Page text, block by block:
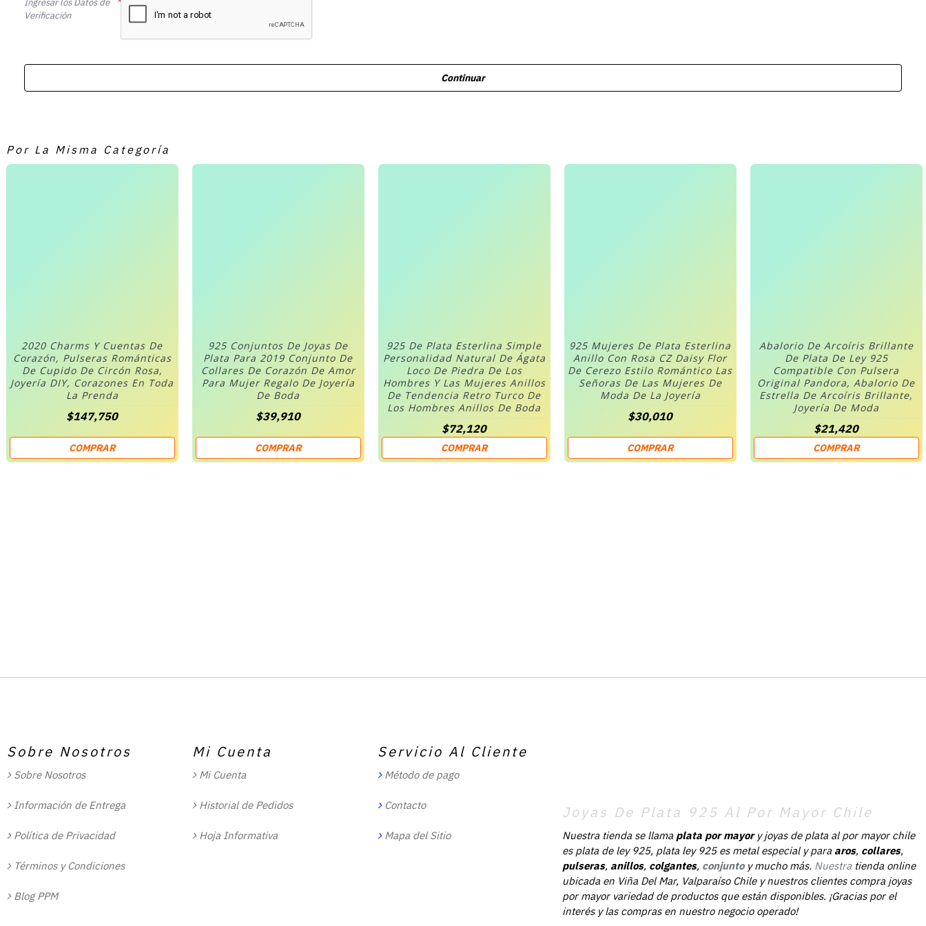
Ingresar los Datos de
Verificación
Continuar
Por La Misma Categoría
2020 Charms Y Cuentas De
Corazón, Pulseras Románticas
De Cupido De Circón Rosa,
Joyería DIY, Corazones En Toda
La Prenda
$147,750
COMPRAR
925 Conjuntos De Joyas De
Plata Para 2019 Conjunto De
Collares De Corazón De Amor
Para Mujer Regalo De Joyería
De Boda
$39,910
COMPRAR
925 De Plata Esterlina Simple
Personalidad Natural De Ágata
Loco De Piedra De Los
Hombres Y Las Mujeres Anillos
De Tendencia Retro Turco De
Los Hombres Anillos De Boda
$72,120
COMPRAR
925 Mujeres De Plata Esterlina
Anillo Con Rosa CZ Daisy Flor
De Cerezo Estilo Romántico Las
Señoras De Las Mujeres De
Moda De La Joyería
$30,010
COMPRAR
Abalorio De Arcoíris Brillante
De Plata De Ley 925
Compatible Con Pulsera
Original Pandora, Abalorio De
Estrella De Arcoíris Brillante,
Joyería De Moda
$21,420
COMPRAR
Sobre Nosotros
Sobre Nosotros
Información de Entrega
Política de Privacidad
Términos y Condiciones
Blog PPM
Mi Cuenta
Mi Cuenta
Historial de Pedidos
Hoja Informativa
Servicio Al Cliente
Método de pago
Contacto
Mapa del Sitio
Joyas De Plata 925 Al Por Mayor Chile
Nuestra tienda se llama plata por mayory joyas de plata al por mayor chile
es plata de ley 925, plata ley 925 es metal especial y para aros, collares,
pulseras, anillos, colgantes, conjunto y mucho más. Nuestra tienda online
ubicada en Viña Del Mar, Valparaíso Chile y nuestros clientes compra joyas
por mayor variedad de productos que están disponibles. ¡Gracias por el
interés y las compras en nuestro negocio operado!